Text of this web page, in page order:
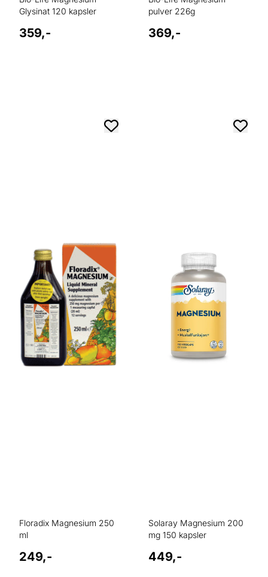
Glysinat 120 kapsler
359,-
pulver 226g
369,-
Floradix Magnesium 250
ml
249,-
Solaray Magnesium 200
mg 150 kapsler
449,-